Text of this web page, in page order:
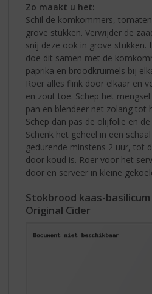
Zo maakt u het:
Schil de komkommers,
grove stukken. Verwijder de
snij deze ook in grove stukken.
doe dit samen met de
paprika en broodkruimels bij
Roer alles flink door elkaar en
en zout toe. Schep het
pan en blendeer net zolang tot
Schep dan pas de olijfolie en
Schenk het geheel in een
gedurende minstens 2 uur, tot
door koud is. Roer voor het
door en serveer in kleine
Stokbrood kaas-
Original Cider